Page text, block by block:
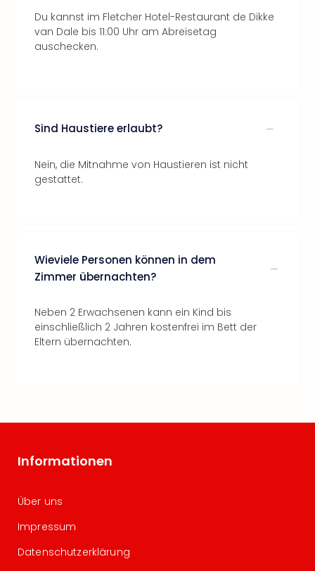
Du kannst im Fletcher Hotel-Restaurant de Dikke
van Dale bis 11:00 Uhr am Abreisetag
auschecken.
Sind Haustiere erlaubt?
Nein, die Mitnahme von Haustieren ist nicht
gestattet.
Wieviele Personen können in dem
Zimmer übernachten?
Neben 2 Erwachsenen kann ein Kind bis
einschließlich 2 Jahren kostenfrei im Bett der
Eltern übernachten.
Informationen
Über uns
Impressum
Datenschutzerklärung